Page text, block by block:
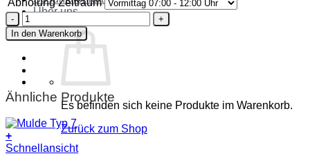
Über uns
Kontakt
Es befinden sich keine Produkte im Warenkorb.
Zurück zum Shop
Mulde
Typ
10
Menge
In den Warenkorb
Ähnliche Produkte
+
Schnellansicht